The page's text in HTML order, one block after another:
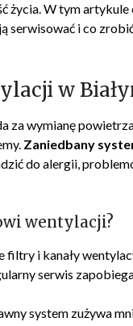
życia. W tym
serwisować i co
w
za wymianę
Zaniedbany
do alergii,
wentylacji?
filtry i kanały
serwis
system zużywa